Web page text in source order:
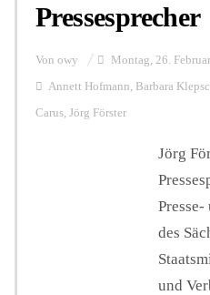
Pressesprecher
Von owy Montag, 26.
Annett Hofmann, Barbara
Carus, Jörg Förster
Jörg
des
und